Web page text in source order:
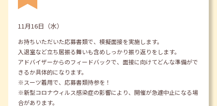
11月16日（水）
お持ちいただいた応募書類で、模擬面接を実施します。
入退室など立ち居振る舞いも含めしっかり振り返りをします。
アドバイザーからのフィードバックで、面接に向けてどんな準備がで
きるか具体的になります。
※スーツ着用で、応募書類持参を！
※新型コロナウィルス感染症の影響により、開催が急遽中止になる場
合があります。